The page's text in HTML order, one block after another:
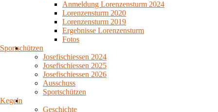
Anmeldung Lorenzensturm 2024
Lorenzensturm 2020
Lorenzensturm 2019
Ergebnisse Lorenzensturm
Fotos
Sportschützen
Josefischiessen 2024
Josefischiessen 2025
Josefischiessen 2026
Ausschuss
Sportschützen
Kegeln
Geschichte